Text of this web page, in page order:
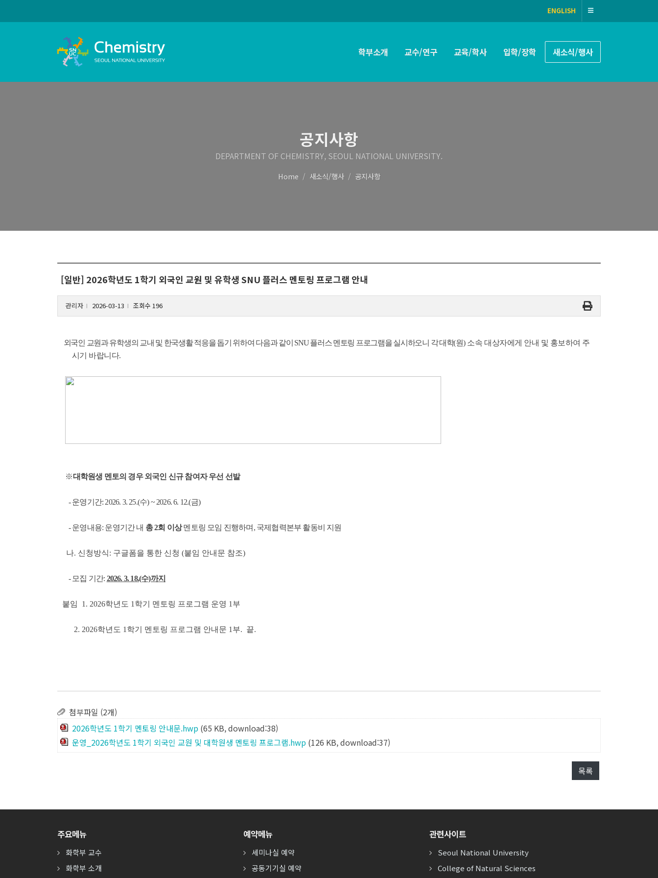
ENGLISH
학부소개 교수/연구 교육/학사 입학/장학 새소식/행사
공지사항
DEPARTMENT OF CHEMISTRY, SEOUL NATIONAL UNIVERSITY.
Home 새소식/행사 공지사항
[일반] 2026학년도 1학기 외국인 교원 및 유학생 SNU 플러스 멘토링 프로그램 안내
관리자 2026-03-13 조회수 196
외국인 교원과 유학생의 교내 및 한국생활 적응을 돕기 위하여 다음과 같이 SNU 플러스 멘토링 프로그램을 실시하오니 각 대학(원) 소속 대상자에게 안내 및 홍보하여 주
시기 바랍니다.
※대학원생 멘토의 경우 외국인 신규 참여자 우선 선발
- 운영기간: 2026. 3. 25.(수) ~ 2026. 6. 12.(금)
- 운영내용: 운영기간 내 총 2회 이상멘토링 모임 진행하며, 국제협력본부 활동비 지원
나. 신청방식: 구글폼을 통한 신청 (붙임 안내문 참조)
- 모집 기간: 2026. 3. 18.(수)까지
붙임 1. 2026학년도 1학기 멘토링 프로그램 운영 1부
2. 2026학년도 1학기 멘토링 프로그램 안내문 1부. 끝.
첨부파일 (2개)
2026학년도 1학기 멘토링 안내문.hwp (65 KB, download:38)
운영_2026학년도 1학기 외국인 교원 및 대학원생 멘토링 프로그램.hwp (126 KB, download:37)
목록
주요메뉴
화학부 교수
화학부 소개
예약메뉴
세미나실 예약
공동기기실 예약
관련사이트
Seoul National University
College of Natural Sciences